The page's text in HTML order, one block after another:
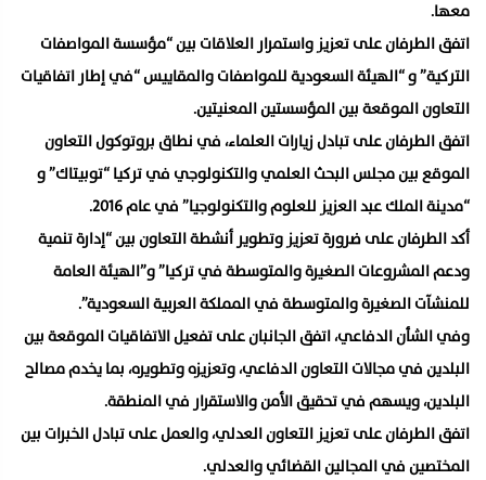
معها.
اتفق الطرفان على تعزيز واستمرار العلاقات بين “مؤسسة المواصفات
التركية” و “الهيئة السعودية للمواصفات والمقاييس “في إطار اتفاقيات
التعاون الموقعة بين المؤسستين المعنيتين.
اتفق الطرفان على تبادل زيارات العلماء، في نطاق بروتوكول التعاون
الموقع بين مجلس البحث العلمي والتكنولوجي في تركيا “توبيتاك” و
“مدينة الملك عبد العزيز للعلوم والتكنولوجيا” في عام 2016.
أكد الطرفان على ضرورة تعزيز وتطوير أنشطة التعاون بين “إدارة تنمية
ودعم المشروعات الصغيرة والمتوسطة في تركيا” و”الهيئة العامة
للمنشآت الصغيرة والمتوسطة في المملكة العربية السعودية”.
وفي الشأن الدفاعي، اتفق الجانبان على تفعيل الاتفاقيات الموقعة بين
البلدين في مجالات التعاون الدفاعي، وتعزيزه وتطويره، بما يخدم مصالح
البلدين، ويسهم في تحقيق الأمن والاستقرار في المنطقة.
اتفق الطرفان على تعزيز التعاون العدلي، والعمل على تبادل الخبرات بين
المختصين في المجالين القضائي والعدلي.